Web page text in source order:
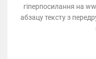
гіперпосилання на
абзацу тексту з